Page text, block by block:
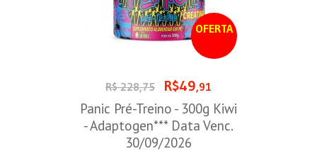
OFERTA
R$ 228,75 R$49,91
Panic Pré-Treino - 300g Kiwi
- Adaptogen*** Data Venc.
30/09/2026